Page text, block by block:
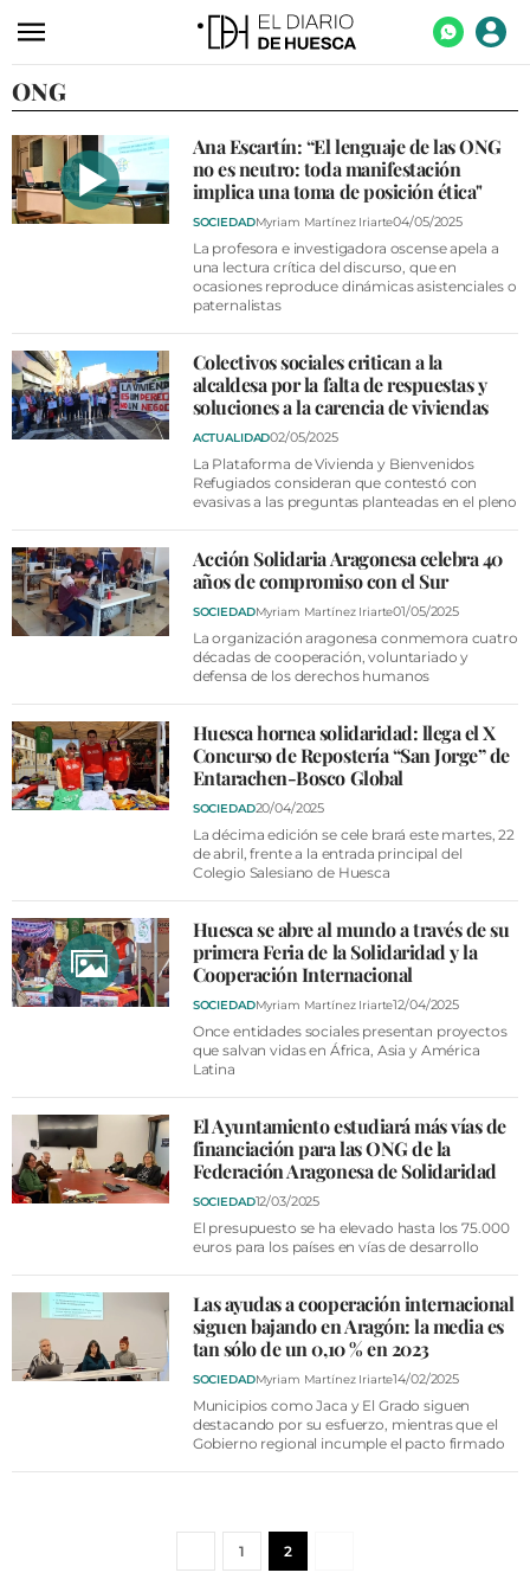
ACTUALIDAD
ECONOMÍA
TECNOLOGÍA
TURISMO
CULTURA
SOCIEDAD
OPINIÓN
VÍDEOS
CONTACTAR
FIESTAS EN EL ALTO ARAGÓN
FIESTAS DE SAN LORENZO
AGENDA
CARTELERA
FARMACIAS
CLUB DEL AMIGO MILITANTE
INICIAR SESIÓN
ONG
Ana Escartín: “El lenguaje de las ONG
no es neutro: toda manifestación
implica una toma de posición ética"
SOCIEDADMyriam Martínez Iriarte04/05/2025
La profesora e investigadora oscense apela a
una lectura crítica del discurso, que en
ocasiones reproduce dinámicas asistenciales o
paternalistas
Colectivos sociales critican a la
alcaldesa por la falta de respuestas y
soluciones a la carencia de viviendas
ACTUALIDAD02/05/2025
La Plataforma de Vivienda y Bienvenidos
Refugiados consideran que contestó con
evasivas a las preguntas planteadas en el pleno
Acción Solidaria Aragonesa celebra 40
años de compromiso con el Sur
SOCIEDADMyriam Martínez Iriarte01/05/2025
La organización aragonesa conmemora cuatro
décadas de cooperación, voluntariado y
defensa de los derechos humanos
Huesca hornea solidaridad: llega el X
Concurso de Repostería “San Jorge” de
Entarachen-Bosco Global
SOCIEDAD20/04/2025
La décima edición se cele brará este martes, 22
de abril, frente a la entrada principal del
Colegio Salesiano de Huesca
Huesca se abre al mundo a través de su
primera Feria de la Solidaridad y la
Cooperación Internacional
SOCIEDADMyriam Martínez Iriarte12/04/2025
Once entidades sociales presentan proyectos
que salvan vidas en África, Asia y América
Latina
El Ayuntamiento estudiará más vías de
financiación para las ONG de la
Federación Aragonesa de Solidaridad
SOCIEDAD12/03/2025
El presupuesto se ha elevado hasta los 75.000
euros para los países en vías de desarrollo
Las ayudas a cooperación internacional
siguen bajando en Aragón: la media es
tan sólo de un 0,10 % en 2023
SOCIEDADMyriam Martínez Iriarte14/02/2025
Municipios como Jaca y El Grado siguen
destacando por su esfuerzo, mientras que el
Gobierno regional incumple el pacto firmado
1 2